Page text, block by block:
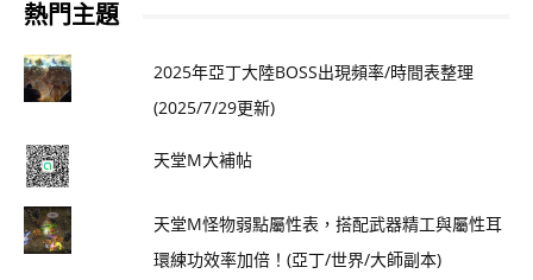
熱門主題
2025年亞丁大陸BOSS出現頻率/時間表整理
(2025/7/29更新)
天堂M大補帖
天堂M怪物弱點屬性表，搭配武器精工與屬性耳
環練功效率加倍！(亞丁/世界/大師副本)